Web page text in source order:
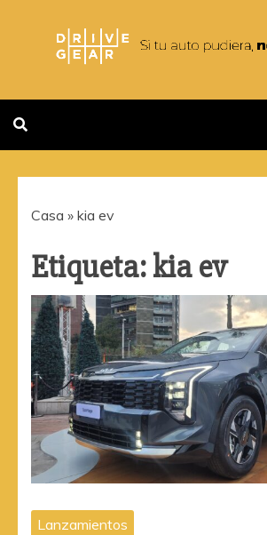
contenido
Casa » kia ev
Etiqueta:kia ev
Lanzamientos